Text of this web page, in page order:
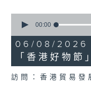
seconds
16
minutes,
seconds
00:00
06/08/2026
「香港好物節
訪問：香港貿易